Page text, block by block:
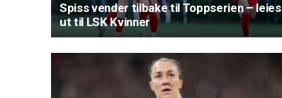
Spiss vender tilbake til Toppserien – leies
ut til LSK Kvinner